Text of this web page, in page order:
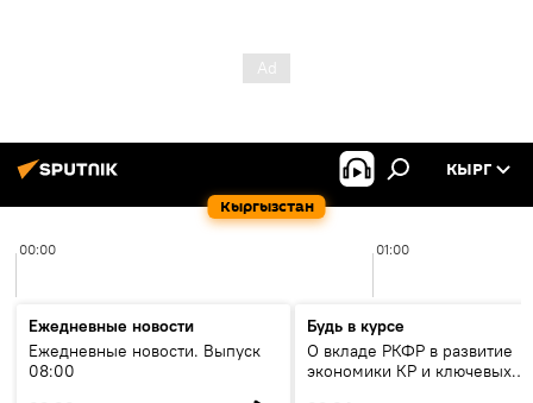
Кыргызстан
КЫРГ
00:00 01:00
Ежедневные новости
Ежедневные новости. Выпуск
08:00
Будь в курсе
О вкладе РКФР в развитие
экономики КР и ключевых